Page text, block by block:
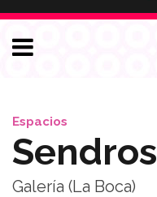
Espacios
Sendros
Galería (La Boca)